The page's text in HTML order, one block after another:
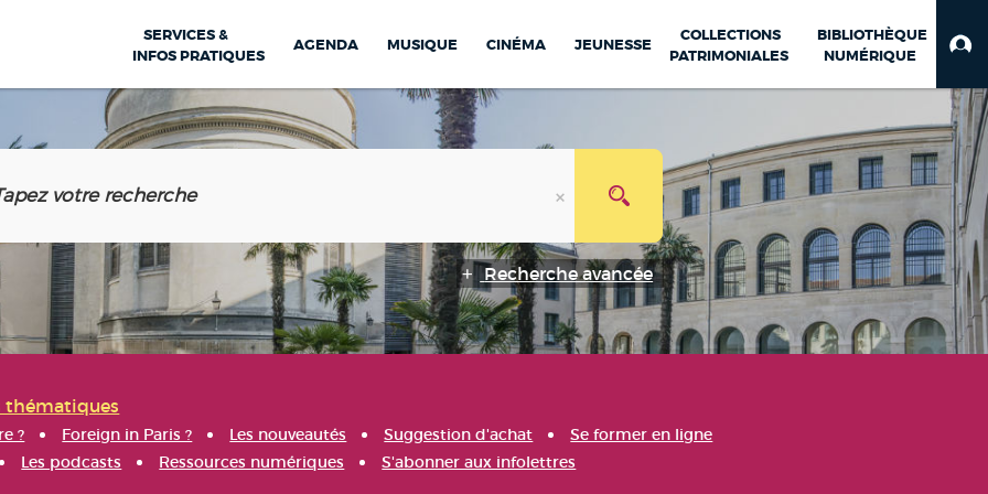
SERVICES &
INFOS PRATIQUES
AGENDA MUSIQUE CINÉMA JEUNESSE
COLLECTIONS
PATRIMONIALES
BIBLIOTHÈQUE
NUMÉRIQUE
Recherche avancée
thématiques
? Foreign in Paris ? Les nouveautés Suggestion d'achat
Se former en ligne
Les podcasts Ressources numériques S'abonner aux infolettres